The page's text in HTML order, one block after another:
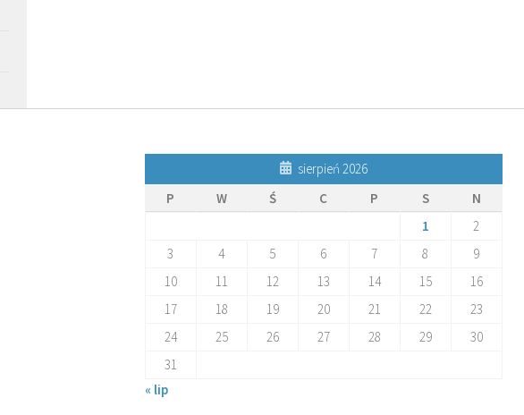
sierpień 2026
P
W Ś C P S
N
1
2
3
4 5 6 7 8
9
10
11 12 13 14 15
16
17
18 19 20 21 22
23
24
25 26 27 28 29
30
31
« lip